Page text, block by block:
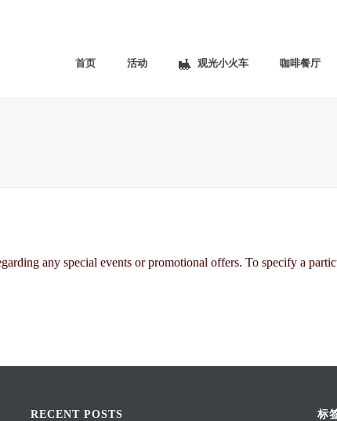
首页 活动 观光小火车 咖啡餐厅
any special events or promotional offers. To specify a
RECENT POSTS 标